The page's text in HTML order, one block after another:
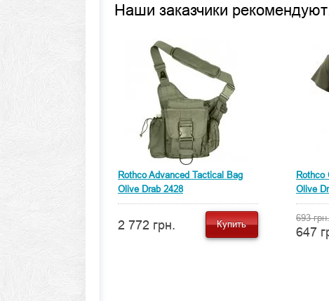
Наши заказчики
Rothco Advanced Tactical Bag
Olive Drab 2428
2 772 грн. Купить
Rothco
Olive
693 грн.
647